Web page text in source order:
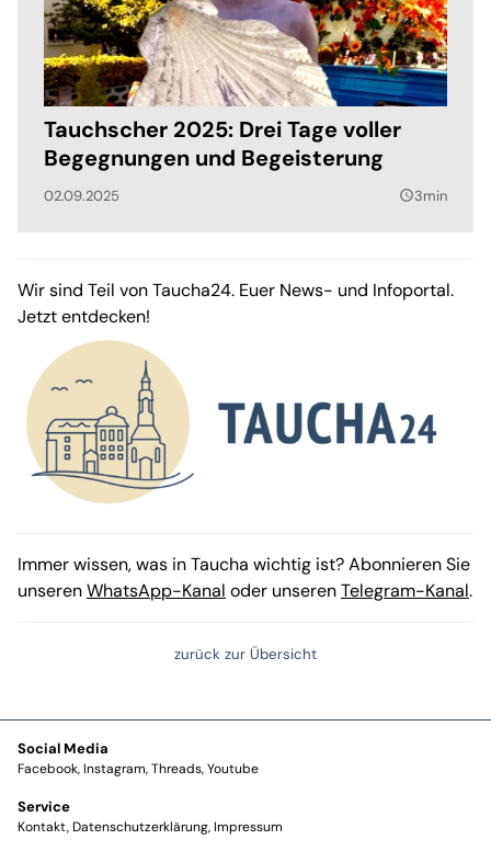
Tauchscher 2025: Drei Tage voller
Begegnungen und Begeisterung
02.09.2025 query_builder3min
Wir sind Teil von Taucha24. Euer News- und Infoportal.
Jetzt entdecken!
Immer wissen, was in Taucha wichtig ist? Abonnieren Sie
unserenWhatsApp-Kanal oder unserenTelegram-Kanal.
zurück zur Übersicht
Social Media
Facebook Instagram Threads Youtube
Service
Kontakt Datenschutzerklärung Impressum